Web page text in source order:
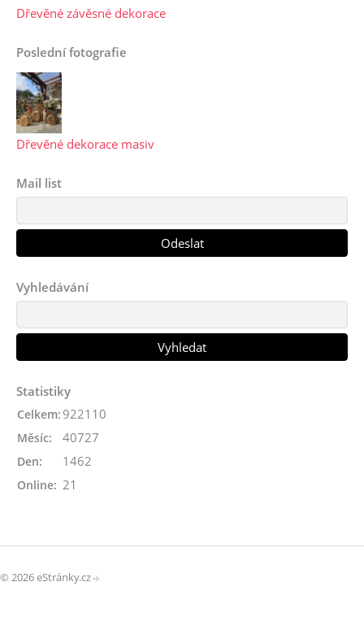
Dřevěné závěsné dekorace
Poslední fotografie
Dřevěné dekorace masiv
Mail list
Vyhledávání
Statistiky
Online: 21
Celkem: 922110
Měsíc: 40727
Den: 1462
© 2026 eStránky.cz